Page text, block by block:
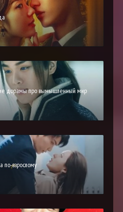
дорамы про вымышленный мир
взрослому